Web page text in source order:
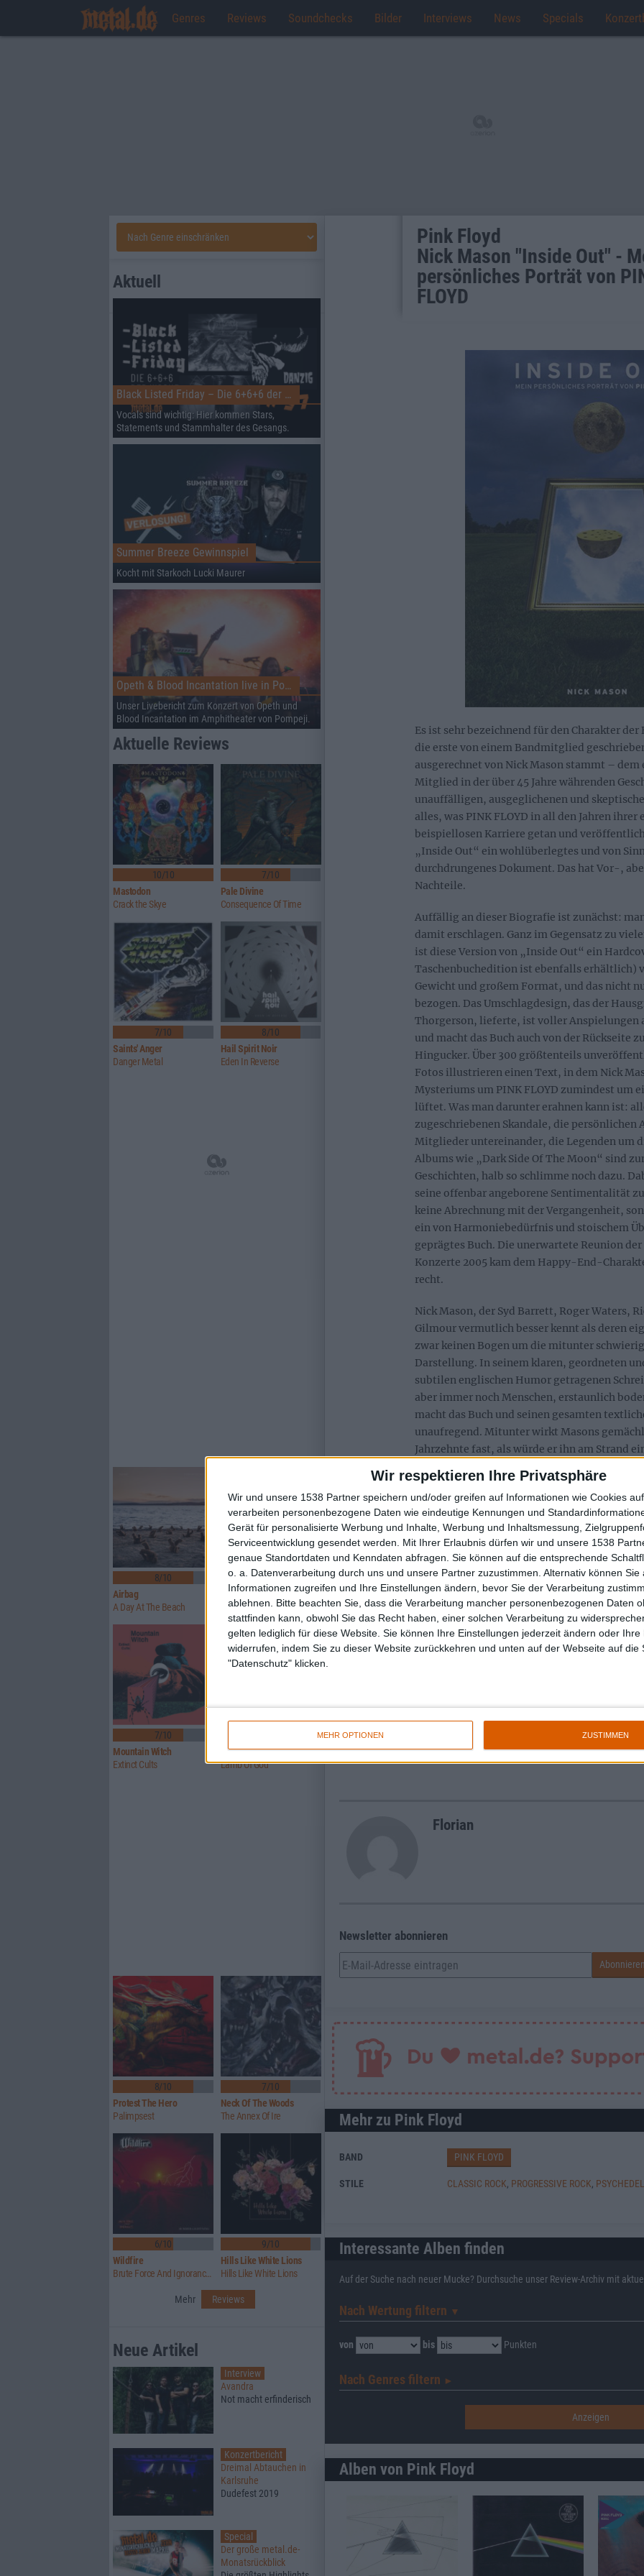
Wir respektieren Ihre Privatsphäre
Wir und unsere 1538 Partner speichern und/oder greifen auf Informationen wie Cookies
verarbeiten personenbezogene Daten wie eindeutige Kennungen und
Gerät für personalisierte Werbung und Inhalte, Werbung und Inhaltsmessung,
Serviceentwicklung gesendet werden.
Mit Ihrer Erlaubnis dürfen wir und unsere 1538
genaue Standortdaten und Kenndaten abfragen. Sie können auf die entsprechende
o. a. Datenverarbeitung durch uns und unsere Partner zuzustimmen. Alternativ können Sie
Informationen zugreifen und Ihre Einstellungen ändern, bevor Sie der Verarbeitung
ablehnen.
Bitte beachten Sie, dass die Verarbeitung mancher personenbezogenen Daten
stattfinden kann, obwohl Sie das Recht haben, einer solchen Verarbeitung zu
gelten lediglich für diese Website. Sie können Ihre Einstellungen jederzeit ändern oder Ihre
widerrufen, indem Sie zu dieser Website zurückkehren und unten auf der Webseite auf die
"Datenschutz" klicken.
MEHR OPTIONEN ZUSTIMMEN
Genres Reviews Soundchecks Bilder Interviews News Specials
Pink Floyd
Nick Mason "Inside Out" -
persönliches Porträt von
FLOYD
Es ist sehr bezeichnend für den Charakter der
die erste von einem Bandmitglied
ausgerechnet von Nick Mason stammt –
Mitglied in der über 45 Jahre währenden
unauffälligen, ausgeglichenen und
alles, was PINK FLOYD in all den Jahren
beispiellosen Karriere getan und
„Inside Out“ ein wohlüberlegtes und von
durchdrungenes Dokument. Das hat Vor-,
Nachteile.
Auffällig an dieser Biografie ist zunächst:
damit erschlagen. Ganz im Gegensatz zu
ist diese Version von „Inside Out“ ein
Taschenbuchedition ist ebenfalls erhältlich)
Gewicht und großem Format, und das nicht
bezogen. Das Umschlagdesign, das der
Thorgerson, lieferte, ist voller Anspielungen
und macht das Buch auch von der Rückseite
Hingucker. Über 300 größtenteils
Fotos illustrieren einen Text, in dem Nick
Mysteriums um PINK FLOYD zumindest um
lüftet. Was man darunter erahnen kann ist:
zugeschriebenen Skandale, die persönlichen
Mitglieder untereinander, die Legenden um
Albums wie „Dark Side Of The Moon“ sind
Geschichten, halb so schlimme noch dazu.
seine offenbar angeborene Sentimentalität
keine Abrechnung mit der Vergangenheit,
ein von Harmoniebedürfnis und stoischem
geprägtes Buch. Die unerwartete Reunion
Konzerte 2005 kam dem Happy-End-
recht.
Nick Mason, der Syd Barrett, Roger Waters,
Gilmour vermutlich besser kennt als deren
zwar keinen Bogen um die mitunter
Darstellung. In seinem klaren, geordneten
subtilen englischen Humor getragenen
aber immer noch Menschen, erstaunlich
macht das Buch und seinen gesamten
unaufregend. Mitunter wirkt Masons
Jahrzehnte fast, als würde er ihn am Strand
dösend in sein Diktiergerät sprechen. „Inside
auf eine Bandkarriere, die von harter,
wurde und in der nicht viel Platz für Mystik
Rückblick von der Sonnenseite – das heißt
positiven Aspekte überwiegen und sich das
Hängematte anfühlt. Von Drogen, Sex und
Masons Vorliebe für teure Sportwagen) nichts
auch davon aus, dass PINK FLOYD-Fans im
ZEPPELIN verehrenden Kumpels eher auf
(Spar-)Büchern mit Gehalt stehen. „Inside
auch sehr hochwertiges, überaus schickes
Zur Startseite
Florian
Newsletter abonnieren
Mehr zu Pink Floyd
BAND PINK FLOYD
STILE CLASSIC ROCK, PROGRESSIVE ROCK,
Interessante Alben finden
Auf der Suche nach neuer Mucke? Durchsuche unser Review-Archiv mit aktuell
Nach Wertung filtern ▼︎
von bis Punkten
Nach Genres filtern ►︎
Alben von Pink Floyd
Aktuell
Black Listed Friday – Die 6+6+6 der Woche
Vocals sind wichtig: Hier kommen Stars,
Statements und Stammhalter des Gesangs.
Summer Breeze Gewinnspiel
Kocht mit Starkoch Lucki Maurer
Opeth & Blood Incantation live in Pompeji
Unser Livebericht zum Konzert von Opeth und
Blood Incantation im Amphitheater von Pompeji.
Aktuelle Reviews
10/10
Mastodon
Crack the Skye
7/10
Pale Divine
Consequence Of Time
7/10
Saints' Anger
Danger Metal
8/10
Hail Spirit Noir
Eden In Reverse
8/10
Airbag
A Day At The Beach
4
6/10
Orgöne
Mos/Fet
7/10
Mountain Witch
Extinct Cults
Lamb Of God
Lamb Of God
8/10
Protest The Hero
Palimpsest
7/10
Neck Of The Woods
The Annex Of Ire
6/10
Wildfire
Brute Force And Ignorance / Summer Lightning
9/10
Hills Like White Lions
Hills Like White Lions
Mehr Reviews
Neue Artikel
Interview
Avandra
Not macht erfinderisch
Konzertbericht
Dreimal Abtauchen in
Karlsruhe
Dudefest 2019
Special
Der große metal.de-
Monatsrückblick